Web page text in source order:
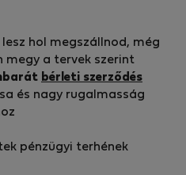
hol megszállnod, még
megy a tervek szerint
bérleti szerződés
és nagy rugalmasság
pénzügyi terhének